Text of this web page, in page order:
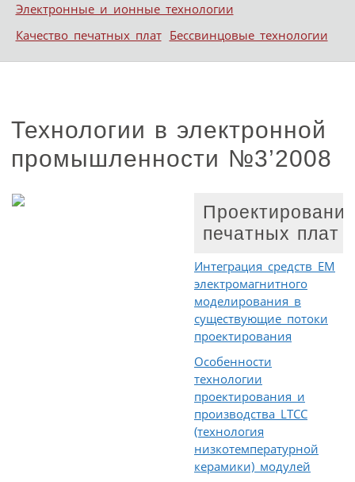
Электронные и ионные технологии
Качество печатных плат Бессвинцовые технологии
Технологии в электронной
промышленности №3’2008
печатных плат
Интеграция средств EM
электромагнитного
моделирования в
существующие потоки
проектирования
Особенности
технологии
проектирования и
производства LTCC
(технология
низкотемпературной
керамики) модулей